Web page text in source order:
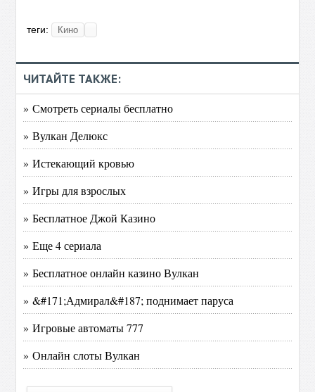
теги: Кино
ЧИТАЙТЕ ТАКЖЕ:
» Смотреть сериалы бесплатно
» Вулкан Делюкс
» Истекающий кровью
» Игры для взрослых
» Бесплатное Джой Казино
» Еще 4 сериала
» Бесплатное онлайн казино Вулкан
» &#171;Адмирал&#187; поднимает паруса
» Игровые автоматы 777
» Онлайн слоты Вулкан